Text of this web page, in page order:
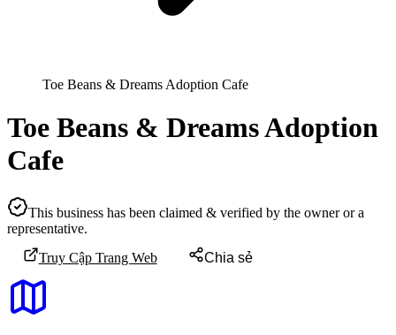
Toe Beans & Dreams Adoption Cafe
Toe Beans & Dreams Adoption
Cafe
This business has been claimed & verified by the owner or a
representative.
Truy Cập Trang Web
Chia sẻ